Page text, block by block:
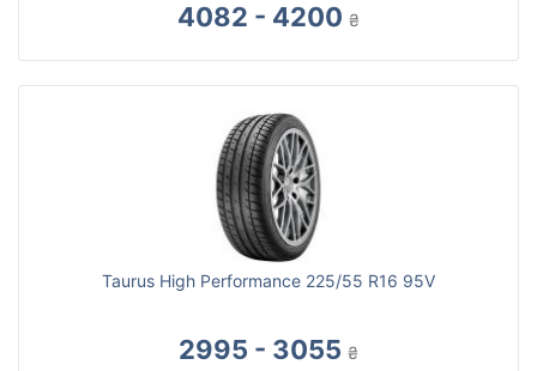
4082 - 4200 ₴
Taurus High Performance 225/55 R16 95V
2995 - 3055 ₴